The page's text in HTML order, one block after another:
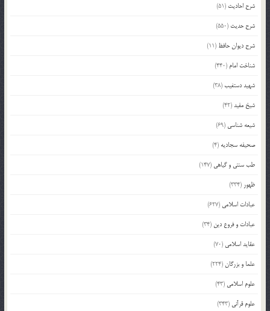
شرح احادیث (51)
شرح حدیث (550)
شرح دیوان حافظ (11)
شناخت امام (440)
شهید دستغیب(38)
شیخ مفید(42)
شیعه شناسی (69)
صحیفه سجادیه (4)
طب سنتی و گیاهی (147)
ظهور (334)
عبادات اسلامی (627)
عبادات و فروع دین (34)
عقاید اسلامی (70)
علما و بزرگان(224)
علوم اسلامی (43)
علوم قرآنی (343)